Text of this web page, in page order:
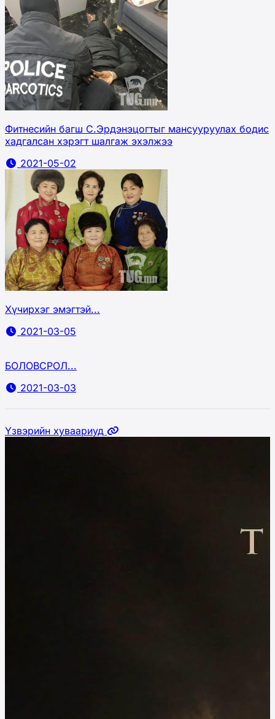
Фитнесийн багш С.Эрдэнэцогтыг мансууруулах бодис
хадгалсан хэрэгт шалгаж эхэлжээ
2021-05-02
Хүчирхэг эмэгтэй...
2021-03-05
БОЛОВСРОЛ...
2021-03-03
Үзвэрийн хуваариуд